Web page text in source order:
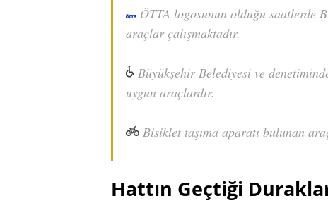
ÖTTA logosunun olduğu saatlerde
araçlar çalışmaktadır.
Büyükşehir Belediyesi ve
uygun araçlardır.
Bisiklet taşıma aparatı bulunan
Hattın Geçtiği